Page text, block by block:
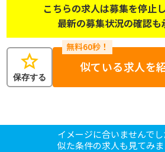
こちらの求人は募集を停止
最新の募集状況の確認も
star
保存する
似ている求人を
イメージに合いませんでし
似た条件の求人も見てみま